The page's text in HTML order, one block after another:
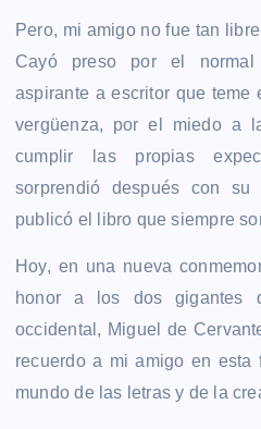
Pero, mi amigo no fue tan
Cayó preso por el
aspirante a escritor que teme
vergüenza, por el miedo a
cumplir las propias
sorprendió después con su
publicó el libro que siempre
Hoy, en una nueva
honor a los dos gigantes
occidental, Miguel de
recuerdo a mi amigo en esta
mundo de las letras y de la